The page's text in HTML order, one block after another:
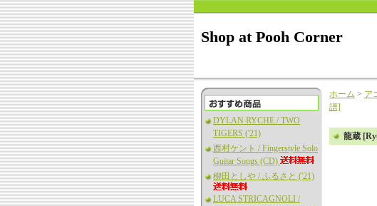
Shop at Pooh Corner
DYLAN RYCHE / TWO
TIGERS ('21)
西村ケント / Fingerstyle Solo
Guitar Songs (CD)
柳田としや / ふるさと ('21)
LUCA STRICAGNOLI /
ホーム > ア
譜]
龍蔵